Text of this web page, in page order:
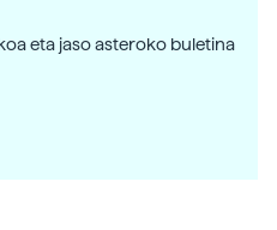
eta jaso asteroko buletina